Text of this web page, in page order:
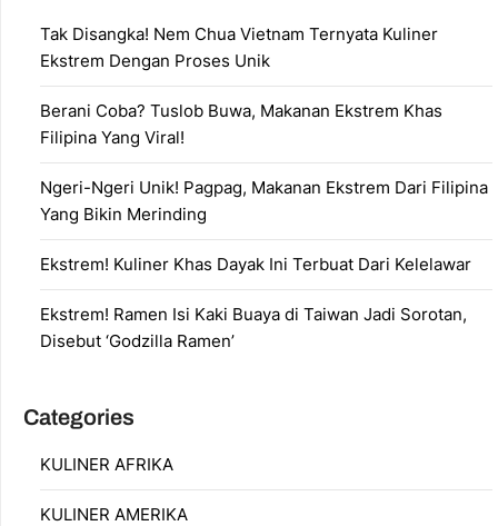
Tak Disangka! Nem Chua Vietnam Ternyata Kuliner
Ekstrem Dengan Proses Unik
Berani Coba? Tuslob Buwa, Makanan Ekstrem Khas
Filipina Yang Viral!
Ngeri-Ngeri Unik! Pagpag, Makanan Ekstrem Dari Filipina
Yang Bikin Merinding
Ekstrem! Kuliner Khas Dayak Ini Terbuat Dari Kelelawar
Ekstrem! Ramen Isi Kaki Buaya di Taiwan Jadi Sorotan,
Disebut ‘Godzilla Ramen’
Categories
KULINER AFRIKA
KULINER AMERIKA